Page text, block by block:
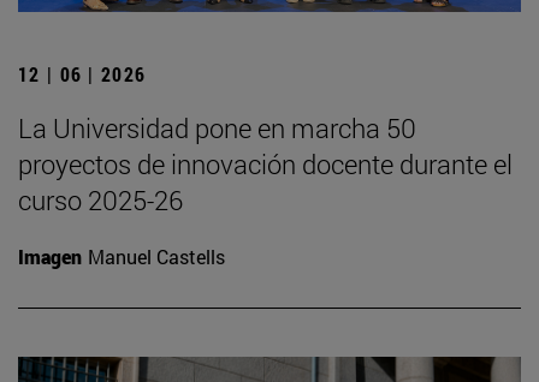
12 | 06 | 2026
La Universidad pone en marcha 50
proyectos de innovación docente durante el
curso 2025-26
Imagen Manuel Castells